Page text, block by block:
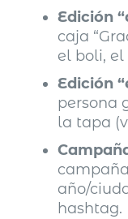
Edición
caja
el boli,
Edición
persona
la tapa
año/
hashtag.